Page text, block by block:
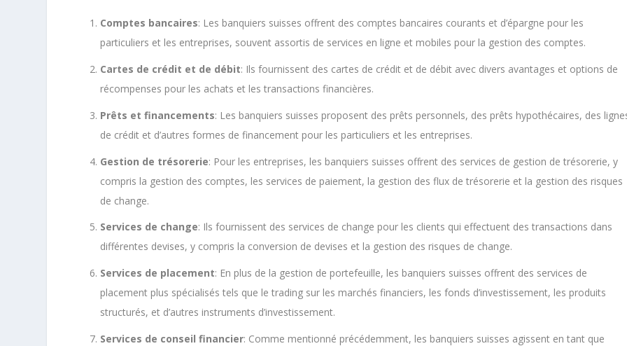
Comptes bancaires: Les banquiers suisses offrent des comptes bancaires courants et d’épargne pour les
particuliers et les entreprises, souvent assortis de services en ligne et mobiles pour la gestion des comptes.
Cartes de crédit et de débit: Ils fournissent des cartes de crédit et de débit avec divers avantages et options de
récompenses pour les achats et les transactions financières.
Prêts et financements: Les banquiers suisses proposent des prêts personnels, des prêts hypothécaires, des
de crédit et d’autres formes de financement pour les particuliers et les entreprises.
Gestion de trésorerie: Pour les entreprises, les banquiers suisses offrent des services de gestion de trésorerie, y
compris la gestion des comptes, les services de paiement, la gestion des flux de trésorerie et la gestion des risques
de change.
Services de change: Ils fournissent des services de change pour les clients qui effectuent des transactions dans
différentes devises, y compris la conversion de devises et la gestion des risques de change.
Services de placement: En plus de la gestion de portefeuille, les banquiers suisses offrent des services de
placement plus spécialisés tels que le trading sur les marchés financiers, les fonds d’investissement, les produits
structurés, et d’autres instruments d’investissement.
Services de conseil financier: Comme mentionné précédemment, les banquiers suisses agissent en tant que